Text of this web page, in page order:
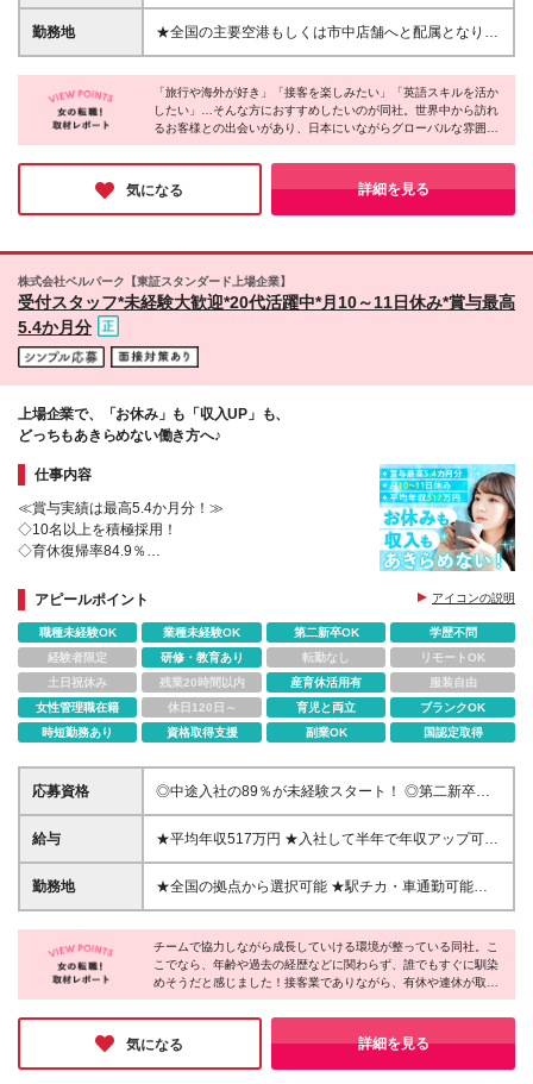
多くて自分の時間がなかった」 「接客は好きだけ
ど、休みが少なくて大変だった」 そんな理由で転職
ど自信はない」という方も大丈夫。 「私もそうだっ
たよ！」と自然にフォローし合う 温かい職場だか
ら、安心してスタートできますよ♪
万円～ ■関西空港：月給27万円～ ■中部国際空港・福
岡空港・岡山空港・那覇空港：月給26万円～ ■市中店
町シャレオ店：時給1,650円 【インセンティブあり】
※正社員・パートタイム共通 所定条件達成で月単位で
支給！ （初年度に毎月支給された場合の年額の目
に ぴったりの通貨や使い方をご提案できるように。
その提案がお客様の安心や「ありがとう」に繋がり、
港手当（空港勤務の場合） ◆深夜早朝手当（7時前・
22時以降のシフト勤務に対し） ▼嬉しい制度もご用
引がある福利厚生 □外貨両替優遇レート制度 …etc. ※
残業代は別途支給します ※試用期間あり（6ヶ月／期
間中の待遇に変動なし） ※予告なく募集が終了する勤
務地もございます
勤務地
★全国の主要空港もしくは市中店舗へと配属となりま
す★ ＊東京／大阪／愛知／岡山／福岡／沖縄／神奈
川／埼玉／宮城／広島で募集 ＊U/Iターン歓迎！＊配
属は希望を考慮 ＊マイカー通勤OK（勤務地による）
【空港】（正社員） ■羽田空港内の店舗 ■関西空港内
の店舗 ■中部国際空港内の店舗 ■岡山空港内の店舗 ■
福岡空港内の店舗 ■那覇空港内の店舗 【市中店舗】
（正社員・パートタイム） ■東京都23区内の店舗 ■横
浜エリアの店舗 ■埼玉エリアの店舗 ■仙台エリアの店
に限り、会社が認めたときはタクシー利用可能 ※受動
喫煙対策:屋内禁煙（一部テナント施設に喫煙室設置
クセス情報」よりご確認ください。
「旅行や海外が好き」「接客を楽しみたい」「英語スキルを活か
したい」…そんな方におすすめしたいのが同社。世界中から訪れ
るお客様との出会いがあり、日本にいながらグローバルな雰囲気
を感じられるのが最大の魅力です！
年間休日122日／基本定時退社／10日以上の長期休暇も取得可…
と、働きやすさが揃っていて、オフには海外旅行を楽しむ社員も
多いのだとか。髪色やネイルも自由で、自分らしく働けるのも嬉
しいポイントです♪
気になる 詳細を見る
株式会社ベルパーク【東証スタンダード上場企業】
受付スタッフ*未経験大歓迎*20代活躍中*月10～11日休み*賞与最高
5.4か月分
上場企業で、「お休み」も「収入UP」も、
どっちもあきらめない働き方へ♪
仕事内容
≪賞与実績は最高5.4か月分！≫
◇10名以上を積極採用！
◇育休復帰率84.9％
◇資格取得で最大月8万円給与UP
アピールポイント アイコンの説明
職種未経験OK 業種未経験OK 第二新卒OK
学歴不問
経験者限定
研修・教育あり 転勤なし
リモートOK
土日祝休み
残業20時間以内 産育休活用有
服装自由
女性管理職在籍
休日120日～ 育児と両立
ブランクOK
時短勤務あり
資格取得支援 副業OK 国認定取得
応募資格
◎中途入社の89％が未経験スタート！ ◎第二新卒歓
迎！ ◎人柄重視の採用！ ------------ ◆学歴不問 ◆35歳
以下（若年層の長期キャリア形成を図るため） --------
スマートフォン、タブレット、PCなど通信機器に関
する商品知識は一切不要！
給与
★平均年収517万円 ★入社して半年で年収アップ可
能！ ★資格取得で月給＋最大8万円 ★試験の合格率、
資格保有率はともに約90％！！ ＜想定月収＞ ■関
万6,152円＋各種手当＋賞与年2回 ■その他の地域：月
収24万1,979円～39万0,280円＋各種手当＋賞与年2回
※上記には25時間の想定残業時間を含んで算出してお
3,000円（想定残業時間30h+資格取得の場合） ＜給与
詳細＞ ■関東：月給24万3,500円～38万2,400円 ※上
勤務地
★全国の拠点から選択可能 ★駅チカ・車通勤可能店
舗も多 ★引っ越し費用のサポートあり（社宅・家賃
補助制度など） ＜特に積極採用中！＞ 東京、神奈
川、千葉、埼玉、福井、愛知、三重、岐阜 ＜募集エ
リア＞ 【東北】宮城、福島 【関東】東京、神奈川、
千葉、埼玉、栃木、群馬、茨城 【北陸・甲信越】福
井、新潟 【東海】愛知、三重、岐阜 【関西】大阪
【中国】岡山、広島、鳥取、島根 【四国】徳島、香
川 【九州】福岡、佐賀、熊本 ※配属店舗については
チームで協力しながら成長していける環境が整っている同社。こ
こでなら、年齢や過去の経歴などに関わらず、誰でもすぐに馴染
めそうだと感じました！接客業でありながら、有休や連休が取り
やすく、プライベートも大切にできる点も魅力的♪また、頑張り
が正当に評価され、ライフイベントを迎えてもキャリアを積んで
いける制度がしっかり整っているので、「働きやすさ・キャリ
ア・収入」の好バランスを求める方にオススメです♪
気になる 詳細を見る